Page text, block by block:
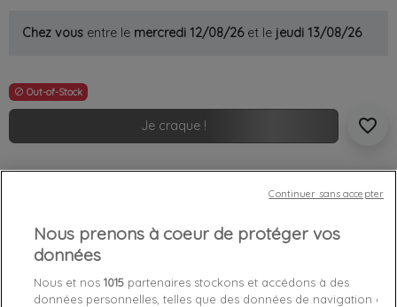
Chez vous entre le mercredi 12/08/26et le jeudi 13/08/26
 Out-of-Stock
Je craque ! favorite_border
Livraison gratuite *
Caractéristiques produit
Nous prenons à coeur de protéger vos
données
Nous et nos1015 partenaires stockons et accédons à des
données personnelles, telles que des données de navigation ou
Continuer sans accepter